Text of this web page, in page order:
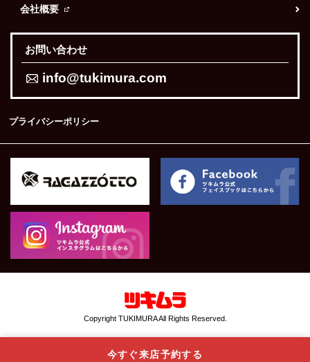
会社概要
お問い合わせ
info@tukimura.com
プライバシーポリシー
Copyright TUKIMURA All Rights Reserved.
今すぐ来店予約する